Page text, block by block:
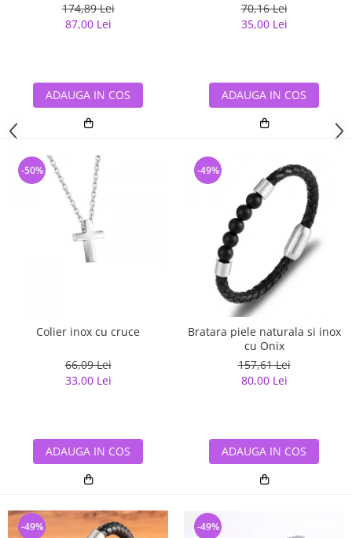
174,89 Lei
87,00 Lei
ADAUGA IN COS
70,16 Lei
35,00 Lei
ADAUGA IN COS
Colier inox cu cruce
66,09 Lei
33,00 Lei
-50%
ADAUGA IN COS
Bratara piele naturala si inox
cu Onix
157,61 Lei
80,00 Lei
-49%
ADAUGA IN COS
-49% -49%